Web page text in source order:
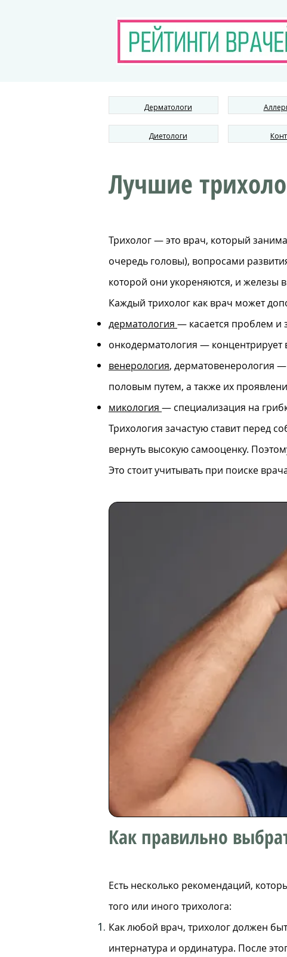
Дерматологи
Диетологи
Лучшие
Трихолог — это врач, который
очередь головы), вопросами
которой они укореняются, и железы
Каждый трихолог как врач может
дерматология — касается проблем и
онкодерматология —
венерология, дерматовенерология
половым путем, а также их
микология — специализация на
Трихология зачастую ставит перед
вернуть высокую самооценку.
Это стоит учитывать при поиске
Как правильно
Есть несколько рекомендаций,
того или иного трихолога:
Как любой врач, трихолог должен
интернатура и ординатура. После